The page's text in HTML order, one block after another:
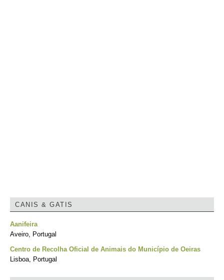
CANIS & GATIS
Aanifeira
Aveiro, Portugal
Centro de Recolha Oficial de Animais do Município de Oeiras
Lisboa, Portugal